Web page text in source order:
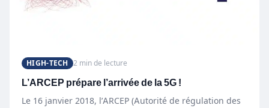
HIGH-TECH 2 min de lecture
L’ARCEP prépare l’arrivée de la 5G !
Le 16 janvier 2018, l’ARCEP (Autorité de régulation des